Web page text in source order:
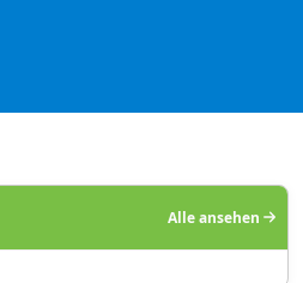
Alle ansehen